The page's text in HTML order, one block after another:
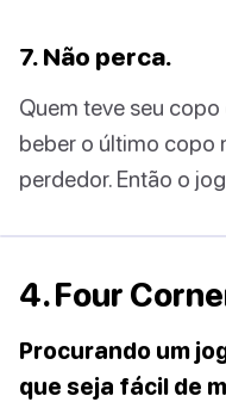
7. Não perca.
Quem teve seu
beber o último copo
perdedor. Então o
4. Four
Procurando um
que seja fácil de